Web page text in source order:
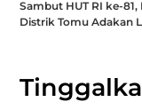
Sambut HUT RI ke-
Distrik Tomu Adakan